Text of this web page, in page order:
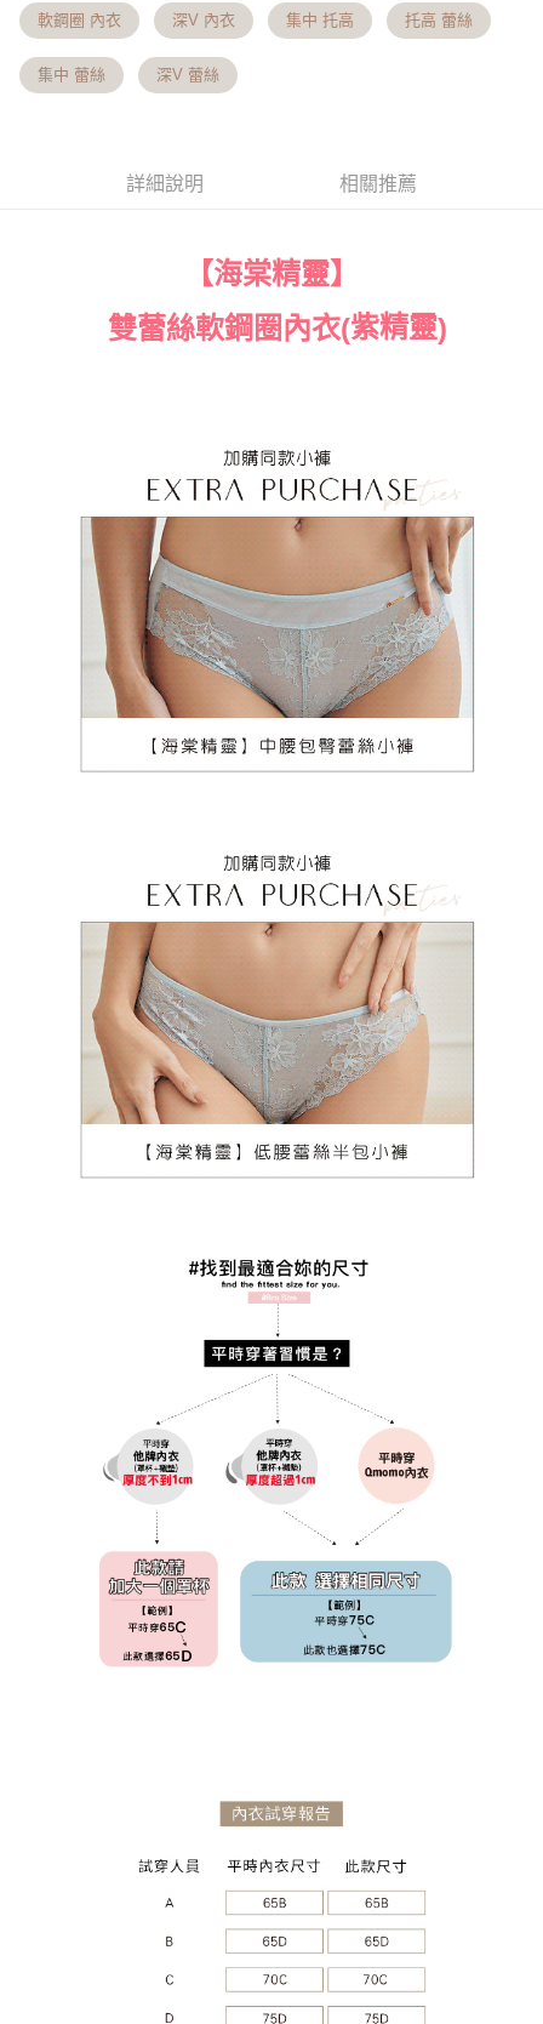
恩沛科技股份有限公司將有權停止該用戶之使用額度並採取法律行動。
每筆NT$90，滿NT$1,000(含以上)免運費
付款後門市自取約3~7天到貨，僅限本人攜帶身分證領取 ※星期六
及星期日將延後出貨
貨到付款 約3~5天到貨，實際出貨依照配送狀態為主。※國定假日
海外宅配（請勿填寫『智能櫃』或自提點地址！）以致無
法配送須補足額外產生費用，才能派發。
軟鋼圈 內衣 深V 內衣 集中 托高 托高 蕾絲
集中 蕾絲 深V 蕾絲
詳細說明 相關推薦
【海棠精靈】
雙蕾絲軟鋼圈內衣(紫精靈)